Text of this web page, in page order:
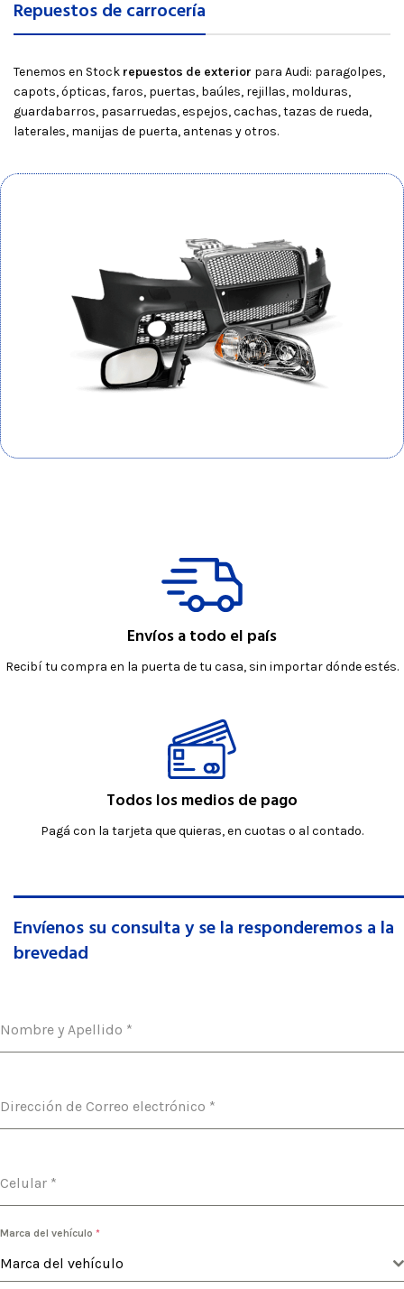
Repuestos de carrocería
Tenemos en Stock repuestos de exterior para Audi: paragolpes,
capots, ópticas, faros, puertas, baúles, rejillas, molduras,
guardabarros, pasarruedas, espejos, cachas, tazas de rueda,
laterales, manijas de puerta, antenas y otros.
Envíos a todo el país
Recibí tu compra en la puerta de tu casa, sin importar dónde estés.
Todos los medios de pago
Pagá con la tarjeta que quieras, en cuotas o al contado.
Envíenos su consulta y se la responderemos a la
brevedad
Nombre y Apellido *
Dirección de Correo electrónico *
Celular *
Marca del vehículo *
Marca del vehículo